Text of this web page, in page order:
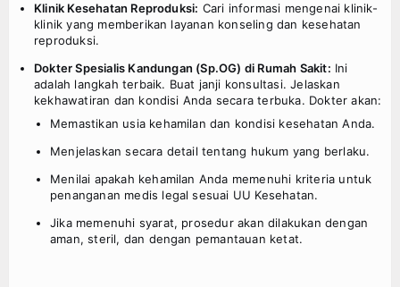
Klinik Kesehatan Reproduksi: Cari informasi mengenai klinik-
klinik yang memberikan layanan konseling dan kesehatan
reproduksi.
Dokter Spesialis Kandungan (Sp.OG) di Rumah Sakit: Ini
adalah langkah terbaik. Buat janji konsultasi. Jelaskan
kekhawatiran dan kondisi Anda secara terbuka. Dokter akan:
Memastikan usia kehamilan dan kondisi kesehatan Anda.
Menjelaskan secara detail tentang hukum yang berlaku.
Menilai apakah kehamilan Anda memenuhi kriteria untuk
penanganan medis legal sesuai UU Kesehatan.
Jika memenuhi syarat, prosedur akan dilakukan dengan
aman, steril, dan dengan pemantauan ketat.